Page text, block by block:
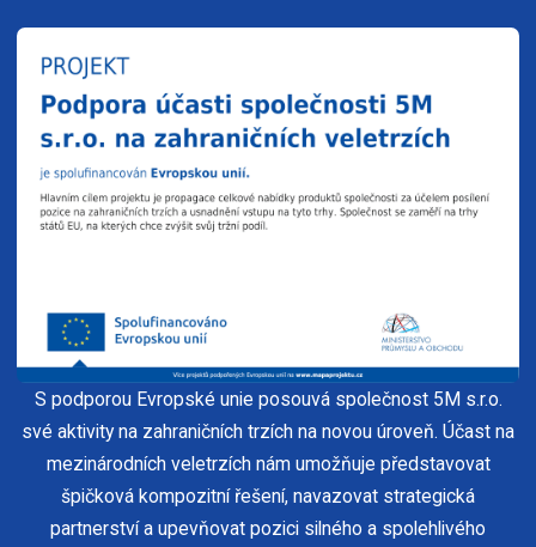
S podporou Evropské unie posouvá společnost 5M s.r.o.
své aktivity na zahraničních trzích na novou úroveň. Účast na
mezinárodních veletrzích nám umožňuje představovat
špičková kompozitní řešení, navazovat strategická
partnerství a upevňovat pozici silného a spolehlivého